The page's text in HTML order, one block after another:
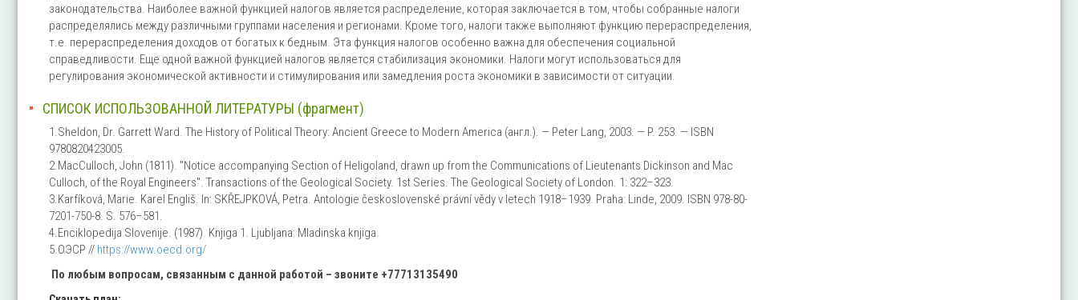
законодательства. Наиболее важной функцией налогов является распределение, которая заключается в том, чтобы собранные налоги
распределялись между различными группами населения и регионами. Кроме того, налоги также выполняют функцию перераспределения,
т.е. перераспределения доходов от богатых к бедным. Эта функция налогов особенно важна для обеспечения социальной
справедливости. Еще одной важной функцией налогов является стабилизация экономики. Налоги могут использоваться для
регулирования экономической активности и стимулирования или замедления роста экономики в зависимости от ситуации.
СПИСОК ИСПОЛЬЗОВАННОЙ ЛИТЕРАТУРЫ (фрагмент)
1.Sheldon, Dr. Garrett Ward. The History of Political Theory: Ancient Greece to Modern America (англ.). — Peter Lang, 2003. — P. 253. — ISBN
9780820423005.
2.MacCulloch, John (1811). "Notice accompanying Section of Heligoland, drawn up from the Communications of Lieutenants Dickinson and Mac
Culloch, of the Royal Engineers". Transactions of the Geological Society. 1st Series. The Geological Society of London. 1: 322–323.
3.Karfíková, Marie. Karel Engliš. In: SKŘEJPKOVÁ, Petra. Antologie československé právní vědy v letech 1918–1939. Praha: Linde, 2009. ISBN 978-80-
7201-750-8. S. 576–581.
4.Enciklopedija Slovenije. (1987). Knjiga 1. Ljubljana: Mladinska knjiga.
5.ОЭСР // https://www.oecd.org/
По любым вопросам, связанным с данной работой – звоните +77713135490